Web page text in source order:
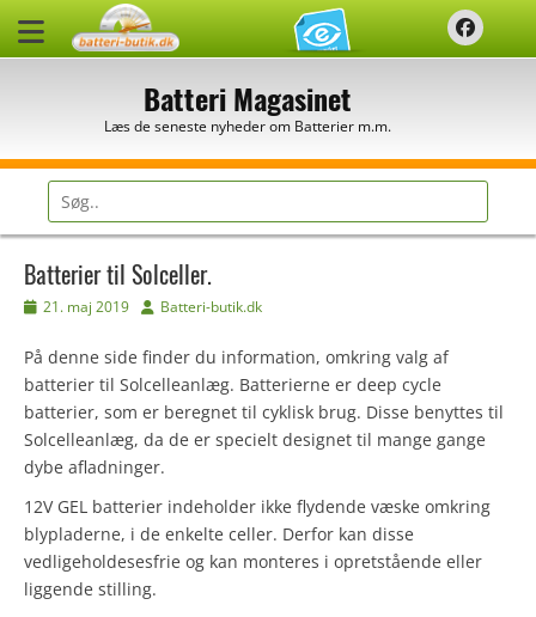
Batteri Magasinet
Læs de seneste nyheder om Batterier m.m.
Søg
efter:
Batterier til Solceller.
Udgivet
21. maj 2019 Forfatter
Batteri-butik.dk
På denne side finder du information, omkring valg af
batterier til Solcelleanlæg. Batterierne er deep cycle
batterier, som er beregnet til cyklisk brug. Disse benyttes til
Solcelleanlæg, da de er specielt designet til mange gange
dybe afladninger.
12V GEL batterier indeholder ikke flydende væske omkring
blypladerne, i de enkelte celler. Derfor kan disse
vedligeholdesesfrie og kan monteres i opretstående eller
liggende stilling.